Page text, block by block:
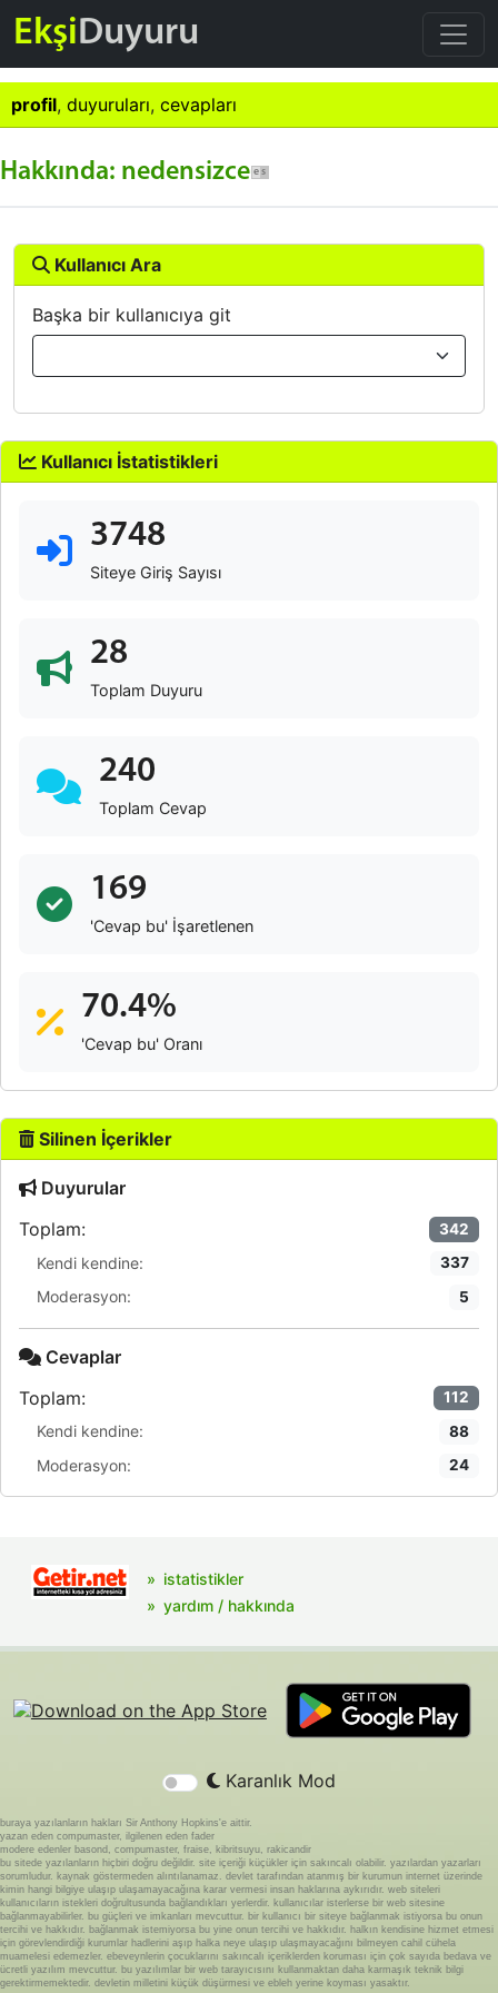
EkşiDuyuru
profil, duyuruları, cevapları
Hakkında: nedensizce
Kullanıcı Ara
Başka bir kullanıcıya git
Kullanıcı İstatistikleri
3748
Siteye Giriş Sayısı
28
Toplam Duyuru
240
Toplam Cevap
169
'Cevap bu' İşaretlenen
70.4%
'Cevap bu' Oranı
Silinen İçerikler
Duyurular
Toplam:
342
Kendi kendine: 337
Moderasyon: 5
Cevaplar
Toplam:
112
Kendi kendine: 88
Moderasyon: 24
istatistikler
yardım / hakkında
Karanlık Mod
buraya yazılanların hakları Sir Anthony Hopkins'e aittir.
yazan eden compumaster, ilgilenen eden fader
modere edenler basond, compumaster, fraise, kibritsuyu, rakicandir
bu sitede yazılanların hiçbiri doğru değildir. site içeriği küçükler için sakıncalı olabilir. yazılardan yazarları
sorumludur. kaynak göstermeden alıntılanamaz. devlet tarafından atanmış bir kurumun internet üzerinde
kimin hangi bilgiye ulaşıp ulaşamayacağına karar vermesi insan haklarına aykırıdır. web siteleri
kullanıcıların istekleri doğrultusunda bağlandıkları yerlerdir. kullanıcılar isterlerse bir web sitesine
bağlanmayabilirler. bu güçleri ve imkanları mevcuttur. bir kullanıcı bir siteye bağlanmak istiyorsa bu onun
tercihi ve hakkıdır. bağlanmak istemiyorsa bu yine onun tercihi ve hakkıdır. halkın kendisine hizmet etmesi
için görevlendirdiği kurumlar hadlerini aşıp halka neye ulaşıp ulaşmayacağını bilmeyen cahil cühela
muamelesi edemezler. ebeveynlerin çocuklarını sakıncalı içeriklerden koruması için çok sayıda bedava ve
ücretli yazılım mevcuttur. bu yazılımlar bir web tarayıcısını kullanmaktan daha karmaşık teknik bilgi
gerektirmemektedir. devletin milletini küçük düşürmesi ve ebleh yerine koyması yasaktır.